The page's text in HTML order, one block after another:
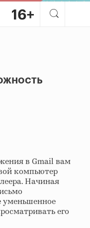
в Gmail вам
компьютер
Начиная
уменьшенное
его